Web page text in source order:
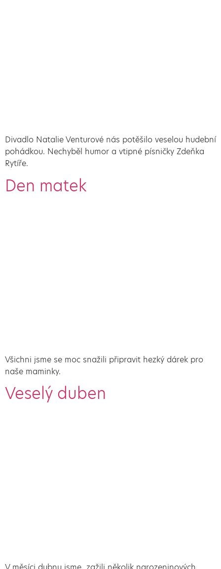
Divadlo Natalie Venturové nás potěšilo veselou hudební
pohádkou. Nechyběl humor a vtipné písničky Zdeňka
Rytíře.
Den matek
Všichni jsme se moc snažili připravit hezký dárek pro
naše maminky.
Veselý duben